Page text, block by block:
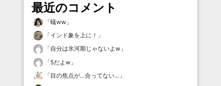
最近のコメント
「蟻ww 」
「インド象を上に！ 」
「自分は氷河期じゃないよw 」
「5だよw 」
「目の焦点が…合ってない… 」